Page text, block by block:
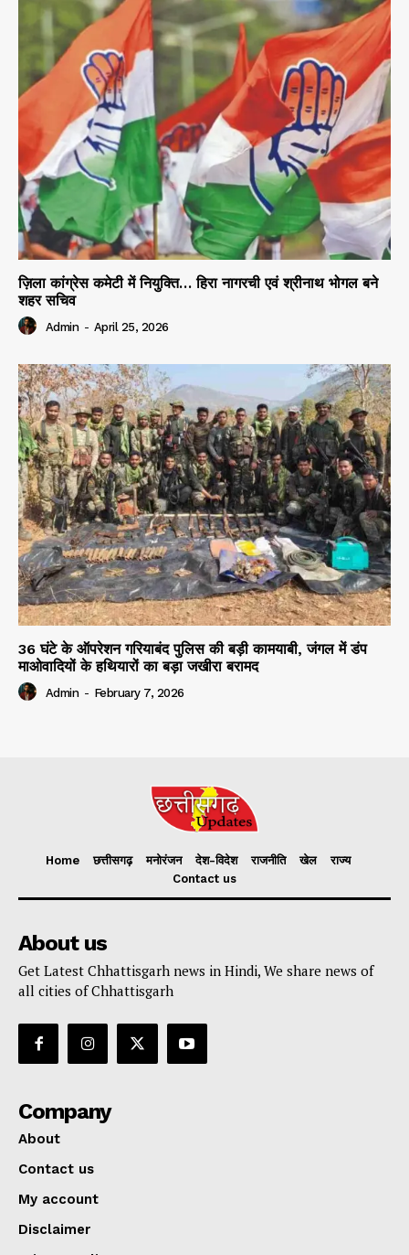
ज़िला कांग्रेस कमेटी में नियुक्ति… हिरा नागरची एवं श्रीनाथ भोगल बने
शहर सचिव
Admin - April 25, 2026
36 घंटे के ऑपरेशन गरियाबंद पुलिस की बड़ी कामयाबी, जंगल में डंप
माओवादियों के हथियारों का बड़ा जखीरा बरामद
Admin - February 7, 2026
Home छत्तीसगढ़ मनोरंजन देश-विदेश राजनीति खेल
राज्य
Contact us
About us
Get Latest Chhattisgarh news in Hindi, We share news of
all cities of Chhattisgarh
Company
About
Contact us
My account
Disclaimer